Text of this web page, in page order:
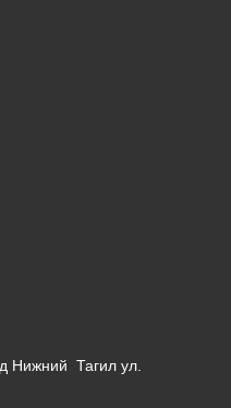
Нижний Тагил ул.